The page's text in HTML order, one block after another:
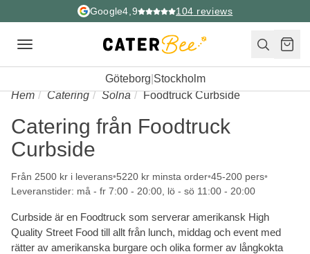
Google4,9 104 reviews
Toggle
Göteborg Stockholm
Hem
Catering Solna Foodtruck Curbside
Catering från Foodtruck
Curbside
Från 2500 kr i leverans 5220 kr minsta order 45-200 pers
Leveranstider: må - fr 7:00 - 20:00, lö - sö 11:00 - 20:00
Curbside är en Foodtruck som serverar amerikansk High
Quality Street Food till allt från lunch, middag och event med
rätter av amerikanska burgare och olika former av långkokta